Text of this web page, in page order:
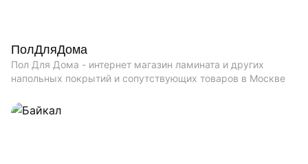
ПолДляДома
Пол Для Дома - интернет магазин ламината и других
напольных покрытий и сопутствующих товаров в Москве